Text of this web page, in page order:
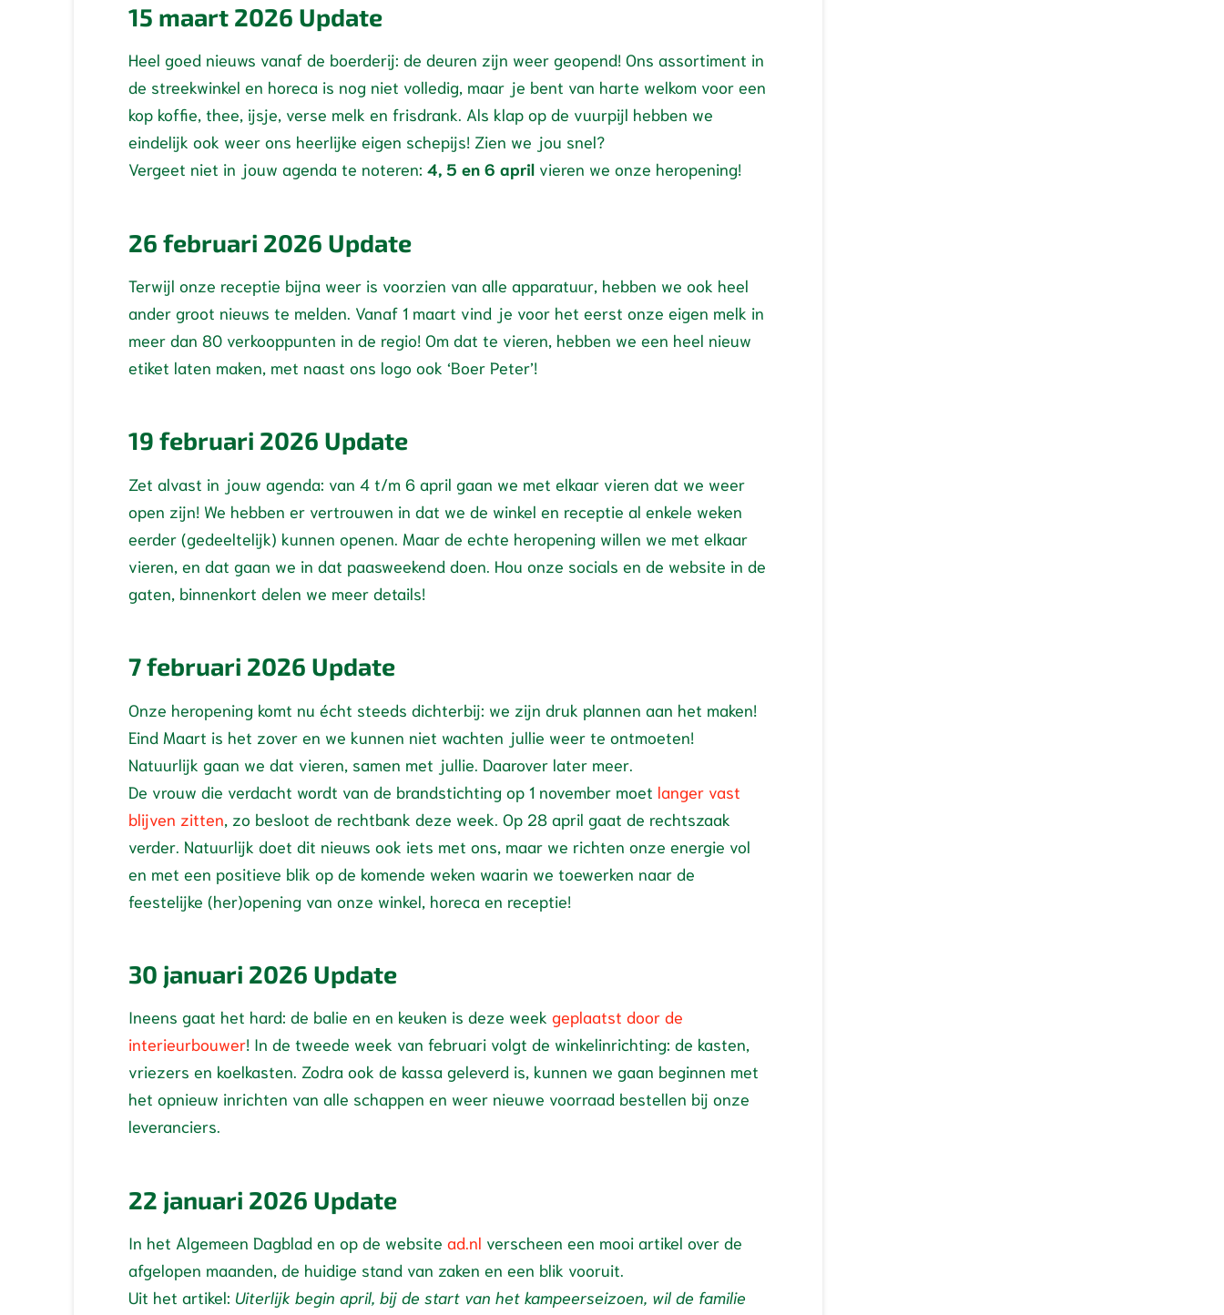
15 maart 2026 Update
Heel goed nieuws vanaf de boerderij: de deuren zijn weer geopend! Ons assortiment in
de streekwinkel en horeca is nog niet volledig, maar je bent van harte welkom voor een
kop koffie, thee, ijsje, verse melk en frisdrank. Als klap op de vuurpijl hebben we
eindelijk ook weer ons heerlijke eigen schepijs! Zien we jou snel?
Vergeet niet in jouw agenda te noteren: 4, 5 en 6 aprilvieren we onze heropening!
26 februari 2026 Update
Terwijl onze receptie bijna weer is voorzien van alle apparatuur, hebben we ook heel
ander groot nieuws te melden. Vanaf 1 maart vind je voor het eerst onze eigen melk in
meer dan 80 verkooppunten in de regio! Om dat te vieren, hebben we een heel nieuw
etiket laten maken, met naast ons logo ook ‘Boer Peter’!
19 februari 2026 Update
Zet alvast in jouw agenda: van 4 t/m 6 april gaan we met elkaar vieren dat we weer
open zijn! We hebben er vertrouwen in dat we de winkel en receptie al enkele weken
eerder (gedeeltelijk) kunnen openen. Maar de echte heropening willen we met elkaar
vieren, en dat gaan we in dat paasweekend doen. Hou onze socials en de website in de
gaten, binnenkort delen we meer details!
7 februari 2026 Update
Onze heropening komt nu écht steeds dichterbij: we zijn druk plannen aan het maken!
Eind Maart is het zover en we kunnen niet wachten jullie weer te ontmoeten!
Natuurlijk gaan we dat vieren, samen met jullie. Daarover later meer.
De vrouw die verdacht wordt van de brandstichting op 1 november moet langer vast
blijven zitten , zo besloot de rechtbank deze week. Op 28 april gaat de rechtszaak
verder. Natuurlijk doet dit nieuws ook iets met ons, maar we richten onze energie vol
en met een positieve blik op de komende weken waarin we toewerken naar de
feestelijke (her)opening van onze winkel, horeca en receptie!
30 januari 2026 Update
Ineens gaat het hard: de balie en en keuken is deze week geplaatst door de
interieurbouwer! In de tweede week van februari volgt de winkelinrichting: de kasten,
vriezers en koelkasten. Zodra ook de kassa geleverd is, kunnen we gaan beginnen met
het opnieuw inrichten van alle schappen en weer nieuwe voorraad bestellen bij onze
leveranciers.
22 januari 2026 Update
In het Algemeen Dagblad en op de website ad.nl verscheen een mooi artikel over de
afgelopen maanden, de huidige stand van zaken en een blik vooruit.
Uit het artikel: Uiterlijk begin april, bij de start van het kampeerseizoen, wil de familie